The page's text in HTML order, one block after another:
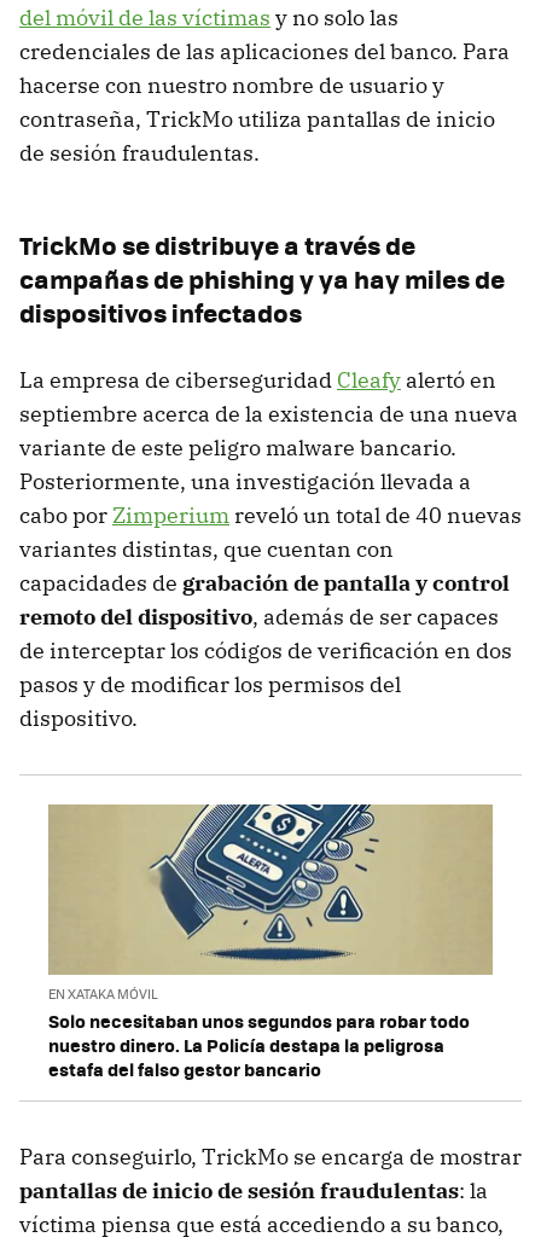
del móvil de las víctimas y no solo las
credenciales de las aplicaciones del banco. Para
hacerse con nuestro nombre de usuario y
contraseña, TrickMo utiliza pantallas de inicio
de sesión fraudulentas.
TrickMo se distribuye a través de
campañas de phishing y ya hay miles de
dispositivos infectados
La empresa de ciberseguridad Cleafy alertó en
septiembre acerca de la existencia de una nueva
variante de este peligro malware bancario.
Posteriormente, una investigación llevada a
cabo por Zimperium reveló un total de 40 nuevas
variantes distintas, que cuentan con
capacidades de grabación de pantalla y control
remoto del dispositivo, además de ser capaces
de interceptar los códigos de verificación en dos
pasos y de modificar los permisos del
dispositivo.
EN XATAKA MÓVIL
Solo necesitaban unos segundos para robar todo
nuestro dinero. La Policía destapa la peligrosa
estafa del falso gestor bancario
Para conseguirlo, TrickMo se encarga de mostrar
pantallas de inicio de sesión fraudulentas: la
víctima piensa que está accediendo a su banco,